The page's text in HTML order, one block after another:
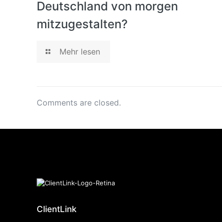
Deutschland von morgen
mitzugestalten?
Mehr lesen
Comments are closed.
ClientLink